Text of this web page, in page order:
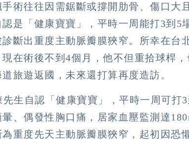
術往往因需鋸斷或撐開肋骨、傷口大
認是「健康寶寶」，平時一周能打3到5
診斷出重度主動脈瓣膜狹窄。所幸在台
在術後不到4個月，他不但重拾球桿
道旅遊返國，未來還打算再度造訪。
先生自認「健康寶寶」，平時一周可打
、偶發性胸口痛，居家血壓監測達
重度先天主動脈瓣膜狹窄，起初因恐